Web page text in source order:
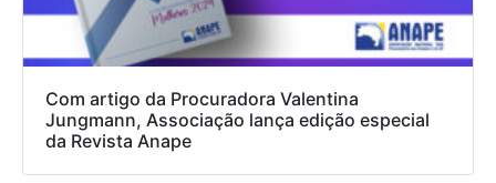
Com artigo da Procuradora Valentina
Jungmann, Associação lança edição especial
da Revista Anape